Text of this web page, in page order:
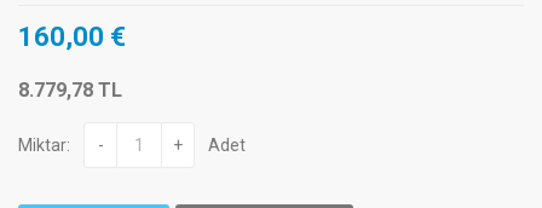
160,00 €
8.779,78 TL
Miktar: - + Adet